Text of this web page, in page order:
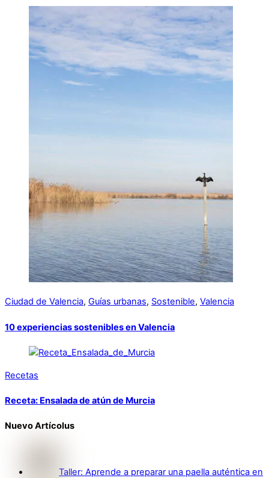
Ciudad de Valencia, Guías urbanas, Sostenible, Valencia
10 experiencias sostenibles en Valencia
Recetas
Receta: Ensalada de atún de Murcia
Nuevo Artícolus
Taller: Aprende a preparar una paella auténtica en